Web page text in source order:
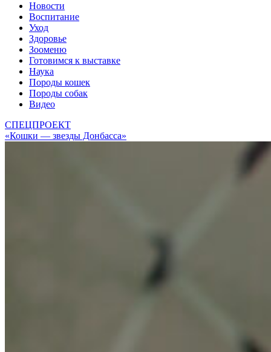
Новости
Воспитание
Уход
Здоровье
Зооменю
Готовимся к выставке
Наука
Породы кошек
Породы собак
Видео
СПЕЦПРОЕКТ
«Кошки — звезды Донбасса»